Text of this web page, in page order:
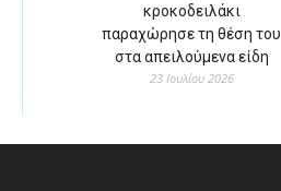
κροκοδειλάκι
παραχώρησε τη θέση του
στα απειλούμενα είδη
23 Ιουλίου 2026